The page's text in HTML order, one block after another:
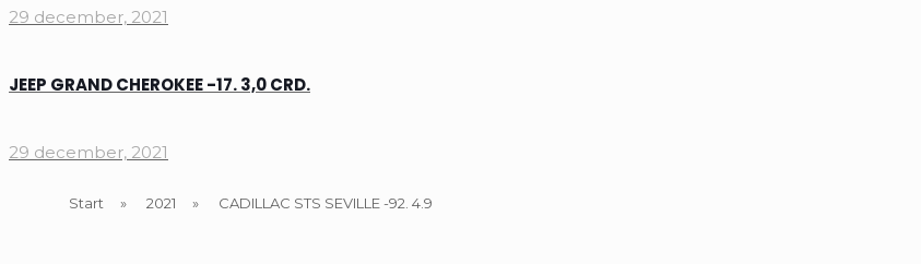
29 december, 2021
JEEP GRAND CHEROKEE -17. 3,0 CRD.
29 december, 2021
Start » 2021 » CADILLAC STS SEVILLE -92. 4.9